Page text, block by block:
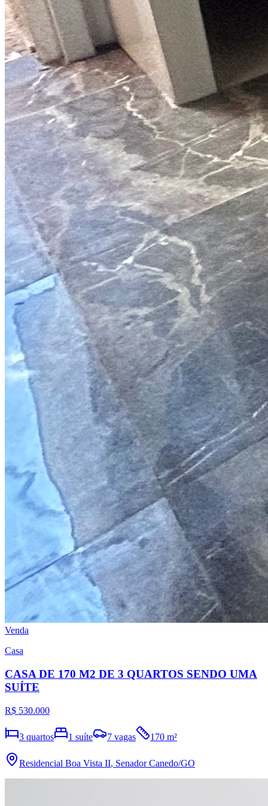
Venda
Casa
CASA DE 170 M2 DE 3 QUARTOS SENDO UMA
SUÍTE
R$ 530.000
3 quartos 1 suíte 7 vagas 170 m²
Residencial Boa Vista II, Senador Canedo/GO